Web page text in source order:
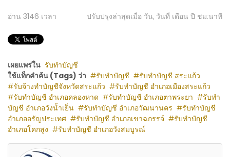
อ่าน 3146 เวลา ปรับปรุงล่าสุดเมื่อ วัน, วันที่ เดือน ปี ชม:นาที
เผยแพร่ใน รับทำบัญชี
ใช้แท็กคำค้น (Tags) ว่า
รับทำบัญชี
รับทำบัญชี สระแก้ว
รับจ้างทำบัญชีจังหวัดสระแก้ว
รับทำบัญชี อำเภอเมืองสระแก้ว
รับทำบัญชี อำเภอคลองหาด
รับทำบัญชี อำเภอตาพระยา
รับทำ
บัญชี อำเภอวังน้ำเย็น
รับทำบัญชี อำเภอวัฒนานคร
รับทำบัญชี
อำเภออรัญประเทศ
รับทำบัญชี อำเภอเขาฉกรรจ์
รับทำบัญชี
อำเภอโคกสูง
รับทำบัญชี อำเภอวังสมบูรณ์